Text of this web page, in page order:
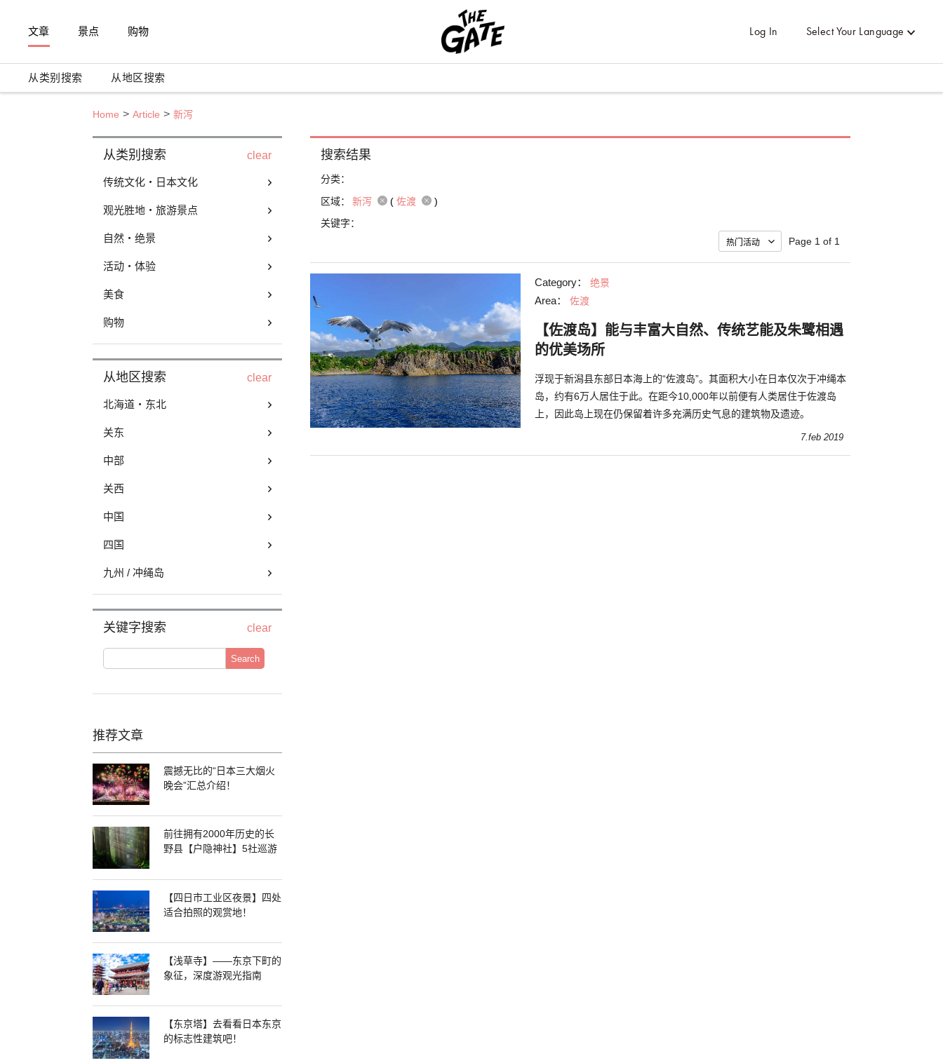
文章 景点 购物 Log In Select Your Language
从类别搜索 从地区搜索
Home Article 新泻
从类别搜索 clear
传统文化・日本文化
观光胜地・旅游景点
自然・绝景
活动・体验
美食
购物
从地区搜索 clear
北海道・东北
关东
中部
关西
中国
四国
九州 / 冲绳岛
关键字搜索 clear
Search
推荐文章
震撼无比的“日本三大烟火
晚会”汇总介绍！
前往拥有2000年历史的长
野县【户隐神社】5社巡游
【四日市工业区夜景】四处
适合拍照的观赏地！
【浅草寺】——东京下町的
象征，深度游观光指南
【东京塔】去看看日本东京
的标志性建筑吧！
搜索结果
分类：
区域：
新泻 ( 佐渡
)
关键字：
Page 1 of 1
Category： 绝景
Area： 佐渡
【佐渡岛】能与丰富大自然、传统艺能及朱鹭相遇
的优美场所
浮现于新潟县东部日本海上的“佐渡岛”。其面积大小在日本仅次于冲绳本
岛，约有6万人居住于此。在距今10,000年以前便有人类居住于佐渡岛
上，因此岛上现在仍保留着许多充满历史气息的建筑物及遗迹。
7.feb 2019